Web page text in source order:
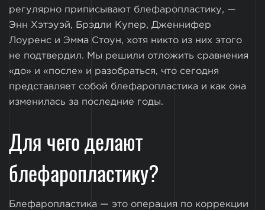
регулярно приписывают блефаропластику, —
Энн Хэтэуэй, Брэдли Купер, Дженнифер
Лоуренс и Эмма Стоун, хотя никто из них этого
не подтвердил. Мы решили отложить сравнения
«до» и «после» и разобраться, что сегодня
представляет собой блефаропластика и как она
изменилась за последние годы.
Для чего делают
блефаропластику?
Блефаропластика — это операция по коррекции